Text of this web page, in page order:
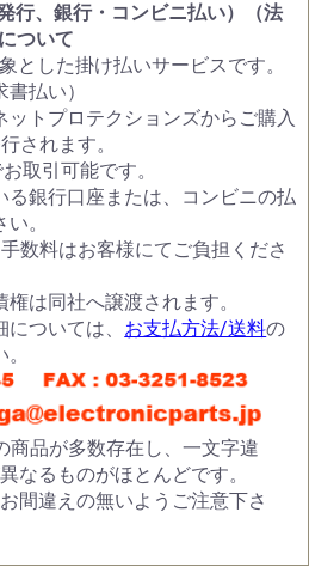
行、銀行・コンビニ払い）（法
ついて
とした掛け払いサービスです。
払い）
ットプロテクションズからご購入
されます。
取引可能です。
る銀行口座または、コンビニの払
。
数料はお客様にてご負担くださ
は同社へ譲渡されます。
ついては、 お支払方法/送料の
商品が多数存在し、一文字違
なるものがほとんどです。
間違えの無いようご注意下さ